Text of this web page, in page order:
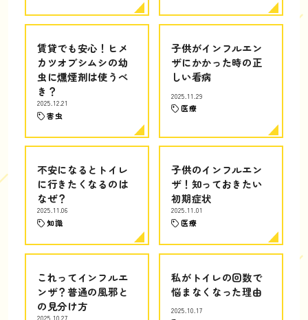
賃貸でも安心！ヒメ
カツオブシムシの幼
虫に燻煙剤は使うべ
き？
2025.12.21
害虫
子供がインフルエン
ザにかかった時の正
しい看病
2025.11.29
医療
不安になるとトイレ
に行きたくなるのは
なぜ？
2025.11.06
知識
子供のインフルエン
ザ！知っておきたい
初期症状
2025.11.01
医療
これってインフルエ
ンザ？普通の風邪と
の見分け方
2025.10.27
私がトイレの回数で
悩まなくなった理由
2025.10.17